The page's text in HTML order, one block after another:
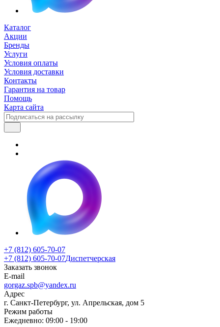
Каталог
Акции
Бренды
Услуги
Условия оплаты
Условия доставки
Контакты
Гарантия на товар
Помощь
Карта сайта
+7 (812) 605-70-07
+7 (812) 605-70-07Диспетчерская
Заказать звонок
E-mail
gorgaz.spb@yandex.ru
Адрес
г. Санкт-Петербург, ул. Апрельская, дом 5
Режим работы
Ежедневно: 09:00 - 19:00